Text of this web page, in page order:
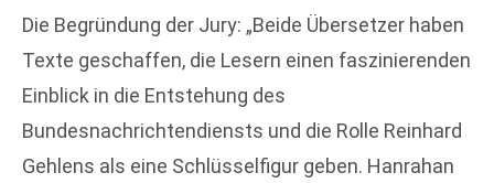
Die Begründung der Jury: „Beide Übersetzer haben
Texte geschaffen, die Lesern einen faszinierenden
Einblick in die Entstehung des
Bundesnachrichtendiensts und die Rolle Reinhard
Gehlens als eine Schlüsselfigur geben. Hanrahan